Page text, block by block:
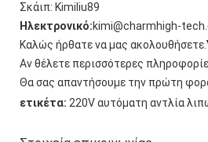
Σκάιπ: Kimiliu89
Ηλεκτρονικό:kimi@charmhigh-
Καλώς ήρθατε να μας ακολουθήσετε.
Αν θέλετε περισσότερες
Θα σας απαντήσουμε την πρώτη
ετικέτα: 220V αυτόματη αντλία